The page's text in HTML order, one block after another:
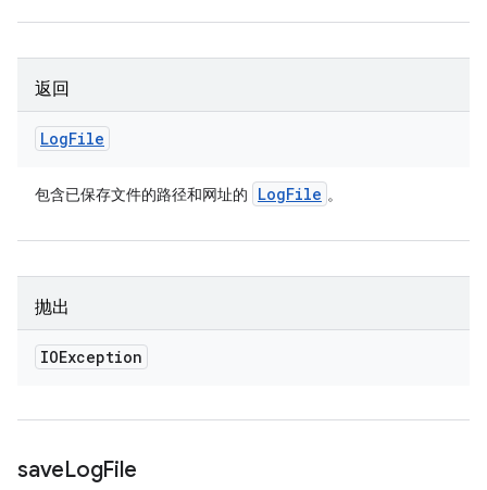
返回
LogFile
包含已保存文件的路径和网址的 LogFile 。
抛出
IOException
saveLogFile